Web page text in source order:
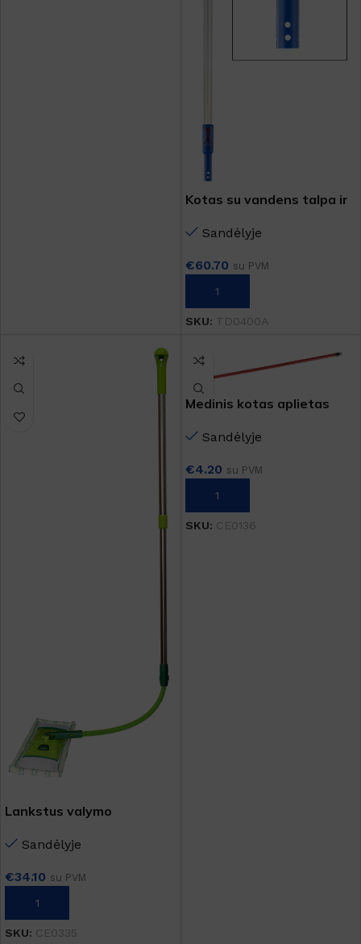
Kotas su vandens talpa ir
Sandėlyje
€60.70 su PVM
Į KREPŠELĮ
SKU: TD0400A
Lankstus valymo
Sandėlyje
€34.10 su PVM
Į KREPŠELĮ
SKU: CE0335
Medinis kotas aplietas
Sandėlyje
€4.20 su PVM
Į KREPŠELĮ
SKU: CE0136